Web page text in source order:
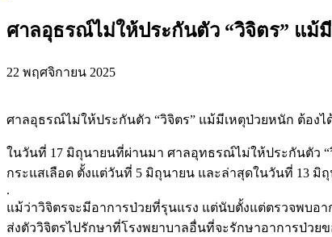
ศาลอุธรณ์ไม่ให้ประกันตัว “วิจิตร” แม้
22 พฤศจิกายน 2025
ศาลอุธรณ์ไม่ให้ประกันตัว “วิจิตร” แม้มีเหตุป่วยหนัก ต้อง
ในวันที่ 17 มิถุนายนที่ผ่านมา ศาลอุทธรณ์ไม่ให้ประกันตัว
กระแสเลือด ตั้งแต่วันที่ 5 มิถุนายน และล่าสุดในวันที่ 13 มิ
.
แม้ว่าวิจิตรจะมีอาการป่วยที่รุนแรง แต่นับตั้งแต่ตรวจพบ
ส่งตัววิจิตรไปรักษาที่โรงพยาบาลอื่นที่จะรักษาอาการป่ว